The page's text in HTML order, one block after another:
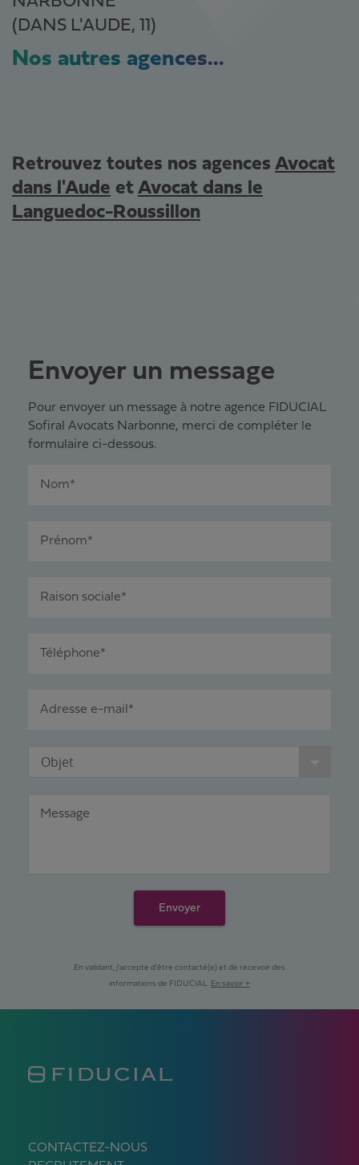
(DANS L'AUDE, 11)
Nos autres agences...
Retrouvez toutes nos agences Avocat
dans l'Aude et Avocat dans le
Languedoc-Roussillon
Envoyer un message
Pour envoyer un message à notre agence FIDUCIAL
Sofiral Avocats Narbonne, merci de compléter le
formulaire ci-dessous.
Nom*
Prénom*
Raison sociale*
Téléphone*
Adresse e-mail*
Objet
Message
Envoyer
En validant, j'accepte d'être contacté(e) et de recevoir des
informations de FIDUCIAL. En savoir +
CONTACTEZ-NOUS